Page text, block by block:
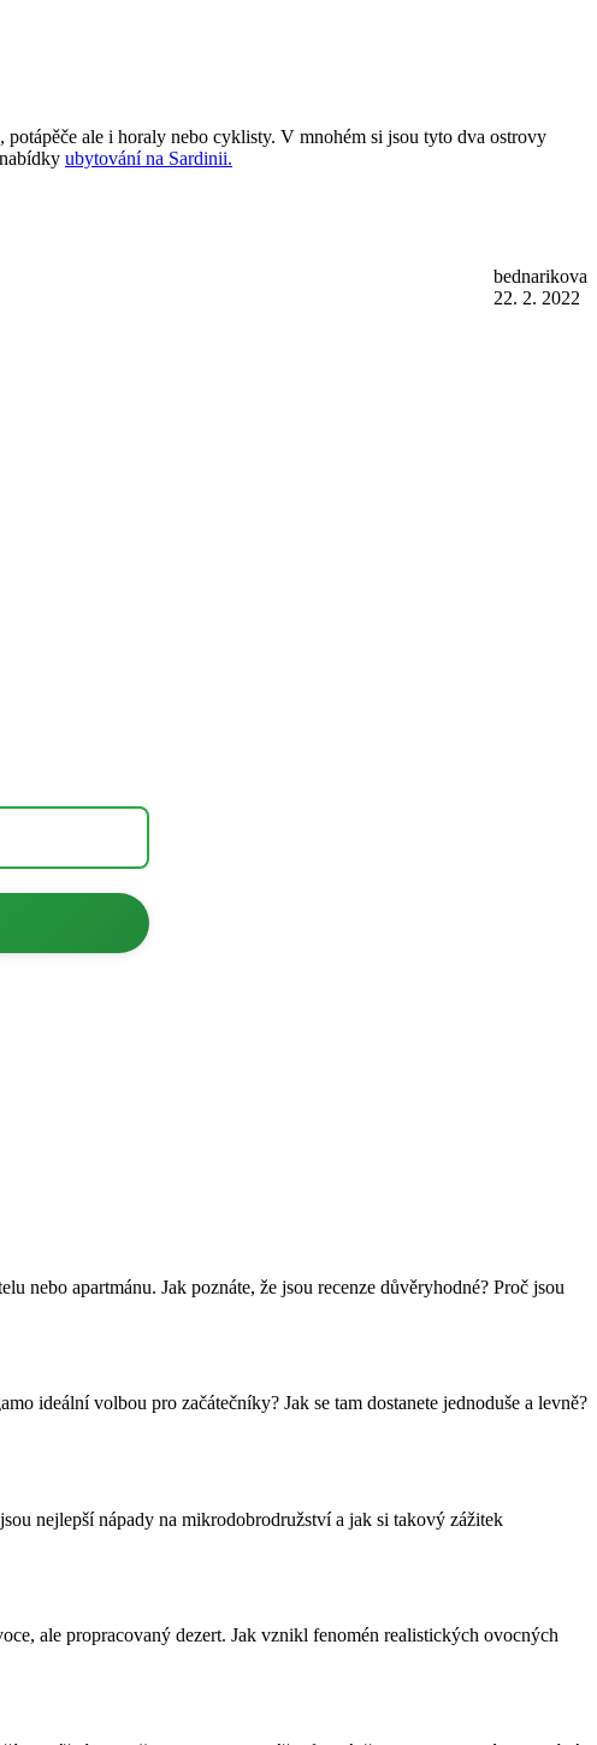
ale i horaly nebo cyklisty. V mnohém si jsou tyto dva ostrovy
ubytování na Sardinii.
bednarikova
22. 2. 2022
nebo apartmánu. Jak poznáte, že jsou recenze důvěryhodné? Proč jsou
ideální volbou pro začátečníky? Jak se tam dostanete jednoduše a levně?
nejlepší nápady na mikrodobrodružství a jak si takový zážitek
ale propracovaný dezert. Jak vznikl fenomén realistických ovocných